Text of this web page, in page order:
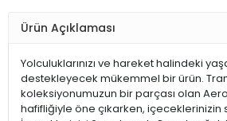
Ürün Açıklaması
Yolculuklarınızı ve hareket halindeki
destekleyecek mükemmel bir ürün.
koleksiyonumuzun bir parçası olan
hafifliğiyle öne çıkarken, içeceklerinizin